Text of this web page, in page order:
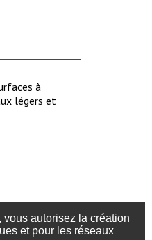
vous autorisez la création
et pour les réseaux
à
légers et